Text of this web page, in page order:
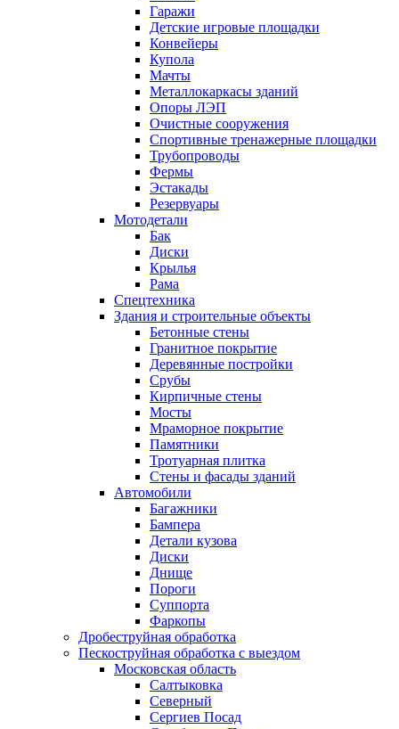
Гаражи
Детские игровые площадки
Конвейеры
Купола
Мачты
Металлокаркасы зданий
Опоры ЛЭП
Очистные сооружения
Спортивные тренажерные площадки
Трубопроводы
Фермы
Эстакады
Резервуары
Мотодетали
Бак
Диски
Крылья
Рама
Спецтехника
Здания и строительные объекты
Бетонные стены
Гранитное покрытие
Деревянные постройки
Срубы
Кирпичные стены
Мосты
Мраморное покрытие
Памятники
Тротуарная плитка
Стены и фасады зданий
Автомобили
Багажники
Бампера
Детали кузова
Диски
Днище
Пороги
Суппорта
Фаркопы
Дробеструйная обработка
Пескоструйная обработка с выездом
Московская область
Салтыковка
Северный
Сергиев Посад